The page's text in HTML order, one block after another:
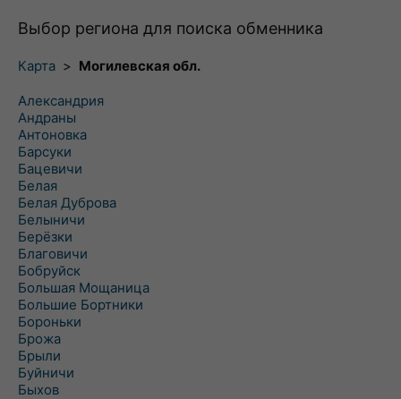
Выбор региона для поиска обменника
Карта > Могилевская обл.
Александрия
Андраны
Антоновка
Барсуки
Бацевичи
Белая
Белая Дуброва
Белыничи
Берёзки
Благовичи
Бобруйск
Большая Мощаница
Большие Бортники
Бороньки
Брожа
Брыли
Буйничи
Быхов